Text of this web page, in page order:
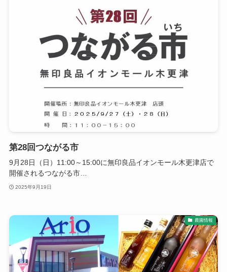
第28回つながる市
9月28日（日）11:00～15:00に無印良品イオンモール木更津店で
開催されるつながる市…
2025年9月19日
農園情報